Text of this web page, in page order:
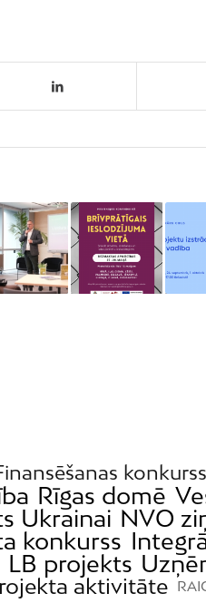
konkurss
Rīgas domē
Ukrainai NVO
konkurss
LB projekts
aktivitāte